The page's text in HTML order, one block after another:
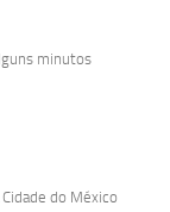
minutos
do México